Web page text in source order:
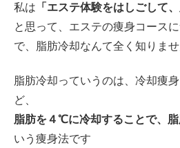
私は 「エステ体験をはしごして
と思って、エステの痩身コース
で、脂肪冷却なんて全く知りま
脂肪冷却っていうのは、冷却痩
ど、
脂肪を４℃に冷却することで、
いう痩身法です